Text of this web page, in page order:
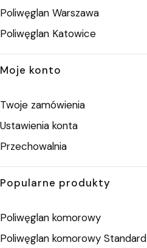
Poliwęglan Warszawa
Poliwęglan Katowice
Moje konto
Twoje zamówienia
Ustawienia konta
Przechowalnia
Popularne produkty
Poliwęglan komorowy
Poliwęglan komorowy Standard